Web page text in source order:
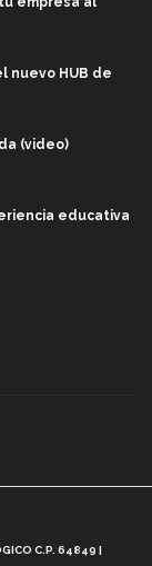
nuevo HUB de
(video)
educativa
C.P. 64849 |